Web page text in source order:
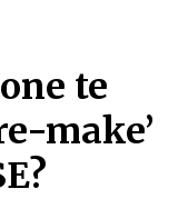
te
make’